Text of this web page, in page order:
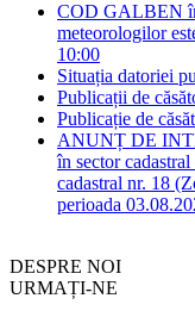
COD GALBEN
meteorologilor
10:00
Situația datoriei
Publicații de
Publicație de
ANUNȚ DE
în sector
cadastral nr. 18
perioada
DESPRE NOI
URMAȚI-NE